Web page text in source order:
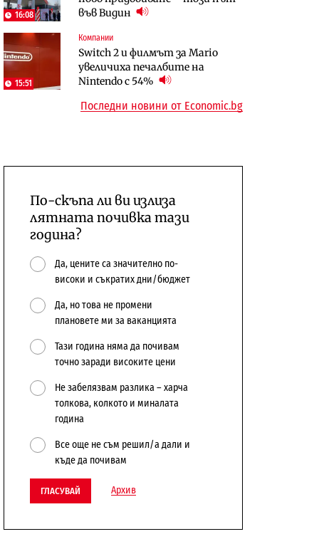
16:08
във Видин
15:51
Компании
Switch 2 и филмът за Mario
увеличиха печалбите на
Nintendo с 54%
откажат напълно от Google
Публични финанси
Общините вече зависят от
централната власт за 75% от
население и все повече сгради
Компании
А1 отново е лидер при
технологичните компании и
Последни новини от Economic.bg
По-скъпа ли ви излиза
лятната почивка тази
година?
Да, цените са значително по-
високи и съкратих дни/бюджет
Да, но това не промени
плановете ми за ваканцията
Тази година няма да почивам
точно заради високите цени
Не забелязвам разлика – харча
толкова, колкото и миналата
година
Все още не съм решил/а дали и
къде да почивам
ГЛАСУВАЙ Архив